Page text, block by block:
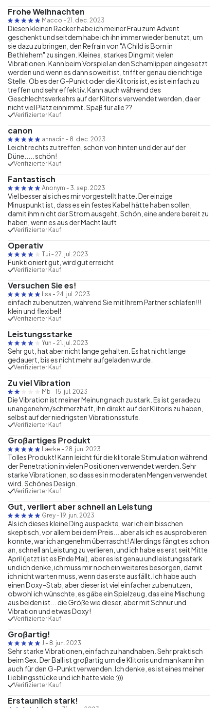
Frohe Weihnachten
Macco - 21. dec. 2023
Diesen kleinen Racker habe ich meiner Frau zum Advent
geschenkt und seitdem habe ich ihn immer wieder benutzt, um
sie dazu zu bringen, den Refrain von "A Child is Born in
Bethlehem" zu singen. Kleines, starkes Ding mit vielen
Vibrationen. Kann beim Vorspiel an den Schamlippen eingesetzt
werden und wenn es dann soweit ist, trifft er genau die richtige
Stelle. Ob es der G-Punkt oder die Klitoris ist, es ist einfach zu
treffen und sehr effektiv. Kann auch während des
Geschlechtsverkehrs auf der Klitoris verwendet werden, da er
nicht viel Platz einnimmt. Spaß für alle ??
Verifizierter Kauf
canon
annadin - 8. dec. 2023
Leicht rechts zu treffen, schön von hinten und der auf der
Düne..... schön!
Verifizierter Kauf
Fantastisch
Anonym - 3. sep. 2023
Viel besser als ich es mir vorgestellt hatte. Der einzige
Minuspunkt ist, dass es ein festes Kabel hätte haben sollen,
damit ihm nicht der Strom ausgeht. Schön, eine andere bereit zu
haben, wenn es aus der Macht läuft
Verifizierter Kauf
Operativ
Tui - 27. jul. 2023
Funktioniert gut, wird gut erreicht
Verifizierter Kauf
Versuchen Sie es!
lisa - 24. jul. 2023
einfach zu benutzen, während Sie mit Ihrem Partner schlafen!!!
klein und flexibel!
Verifizierter Kauf
Leistungsstarke
Yun - 21. jul. 2023
Sehr gut, hat aber nicht lange gehalten. Es hat nicht lange
gedauert, bis es nicht mehr aufgeladen wurde.
Verifizierter Kauf
Zu viel Vibration
Mb - 15. jul. 2023
Die Vibration ist meiner Meinung nach zu stark. Es ist geradezu
unangenehm/schmerzhaft, ihn direkt auf der Klitoris zu haben,
selbst auf der niedrigsten Vibrationsstufe.
Verifizierter Kauf
Großartiges Produkt
Lærke - 28. jun. 2023
Tolles Produkt! Kann leicht für die klitorale Stimulation während
der Penetration in vielen Positionen verwendet werden. Sehr
starke Vibrationen, so dass es in moderaten Mengen verwendet
wird. Schönes Design.
Verifizierter Kauf
Gut, verliert aber schnell an Leistung
Grey - 19. jun. 2023
Als ich dieses kleine Ding auspackte, war ich ein bisschen
skeptisch, vor allem bei dem Preis... aber als ich es ausprobieren
konnte, war ich angenehm überrascht! Allerdings fängt es schon
an, schnell an Leistung zu verlieren, und ich habe es erst seit Mitte
April (jetzt ist es Ende Mai), aber es ist genau und leistungsstark
und ich denke, ich muss mir noch ein weiteres besorgen, damit
ich nicht warten muss, wenn das erste ausfällt. Ich habe auch
einen Doxy-Stab, aber dieser ist viel einfacher zu benutzen,
obwohl ich wünschte, es gäbe ein Spielzeug, das eine Mischung
aus beiden ist... die Größe wie dieser, aber mit Schnur und
Vibration und etwas Doxy!
Verifizierter Kauf
Großartig!
J - 8. jun. 2023
Sehr starke Vibrationen, einfach zu handhaben. Sehr praktisch
beim Sex. Der Ball ist großartig um die Klitoris und man kann ihn
auch für den G-Punkt verwenden. Ich denke, es ist eines meiner
Lieblingsstücke und ich hatte viele :)))
Verifizierter Kauf
Erstaunlich stark!